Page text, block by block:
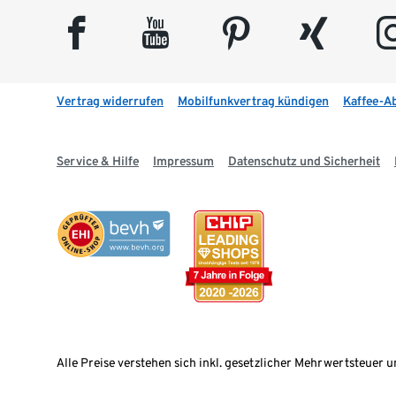
facebook youtube pinterest xing
Vertrag widerrufen Mobilfunkvertrag kündigen Kaffee-
Service & Hilfe Impressum Datenschutz und Sicherheit
Alle Preise verstehen sich inkl. gesetzlicher Mehrwertsteuer